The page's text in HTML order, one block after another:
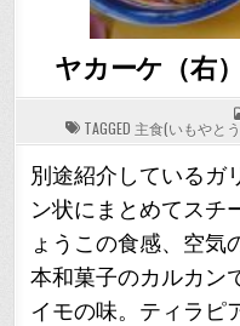
ヤカーケ（右
TAGGED 主食(いもやと
別途紹介しているガ
ン状にまとめてスチ
ょうこの食感、空気
本和菓子のカルカン
イモの味。ティラピ